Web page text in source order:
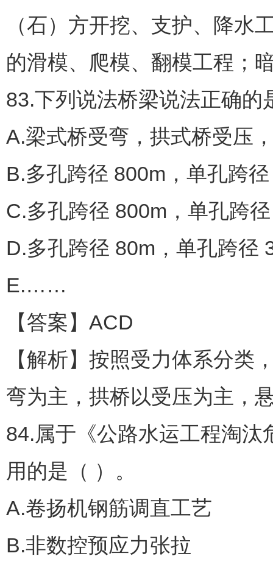
（石）方开挖、支护、降水
的滑模、爬模、翻模工程；
83.下列说法桥梁说法正确的
A.梁式桥受弯，拱式桥受压
B.多孔跨径 800m，单孔跨
C.多孔跨径 800m，单孔跨
D.多孔跨径 80m，单孔跨径
E.……
【答案】ACD
【解析】按照受力体系分类
弯为主，拱桥以受压为主，
84.属于《公路水运工程淘
用的是（ ）。
A.卷扬机钢筋调直工艺
B.非数控预应力张拉